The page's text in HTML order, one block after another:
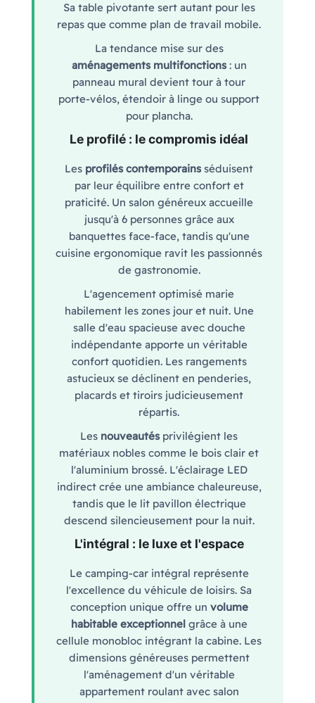
Sa table pivotante sert autant pour les
repas que comme plan de travail mobile.
La tendance mise sur des
aménagements multifonctions: un
panneau mural devient tour à tour
porte-vélos, étendoir à linge ou support
pour plancha.
Le profilé : le compromis idéal
Les profilés contemporainsséduisent
par leur équilibre entre confort et
praticité. Un salon généreux accueille
jusqu'à 6 personnes grâce aux
banquettes face-face, tandis qu'une
cuisine ergonomique ravit les passionnés
de gastronomie.
L'agencement optimisé marie
habilement les zones jour et nuit. Une
salle d'eau spacieuse avec douche
indépendante apporte un véritable
confort quotidien. Les rangements
astucieux se déclinent en penderies,
placards et tiroirs judicieusement
répartis.
Les nouveautésprivilégient les
matériaux nobles comme le bois clair et
l'aluminium brossé. L'éclairage LED
indirect crée une ambiance chaleureuse,
tandis que le lit pavillon électrique
descend silencieusement pour la nuit.
L'intégral : le luxe et l'espace
Le camping-car intégral représente
l'excellence du véhicule de loisirs. Sa
conception unique offre un volume
habitable exceptionnelgrâce à une
cellule monobloc intégrant la cabine. Les
dimensions généreuses permettent
l'aménagement d'un véritable
appartement roulant avec salon